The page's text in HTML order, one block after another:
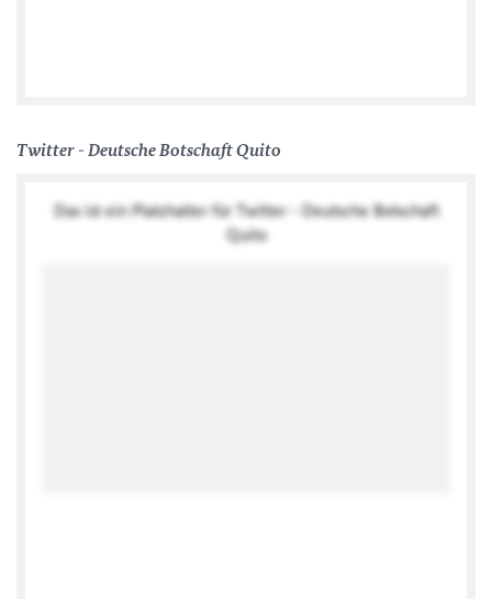
Twitter - Deutsche Botschaft Quito
Das ist ein Platzhalter für Twitter - Deutsche Botschaft
Quito